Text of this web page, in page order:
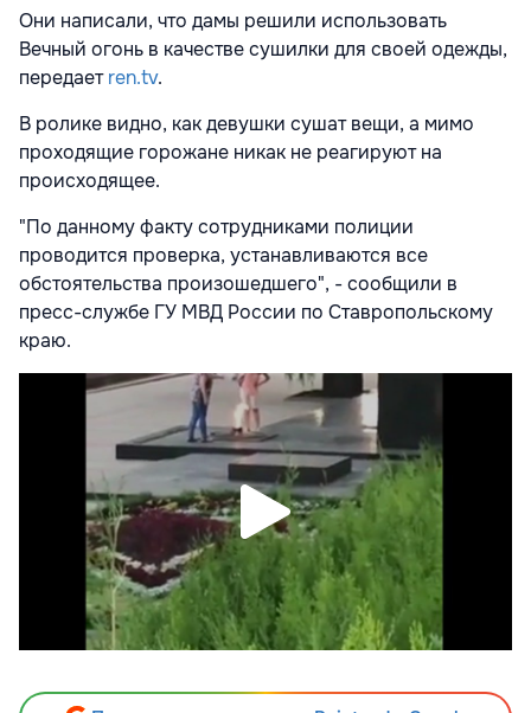
Они написали, что дамы решили использовать
Вечный огонь в качестве сушилки для своей одежды,
передаетren.tv.
В ролике видно, как девушки сушат вещи, а мимо
проходящие горожане никак не реагируют на
происходящее.
"По данному факту сотрудниками полиции
проводится проверка, устанавливаются все
обстоятельства произошедшего", - сообщили в
пресс-службе ГУ МВД России по Ставропольскому
краю.